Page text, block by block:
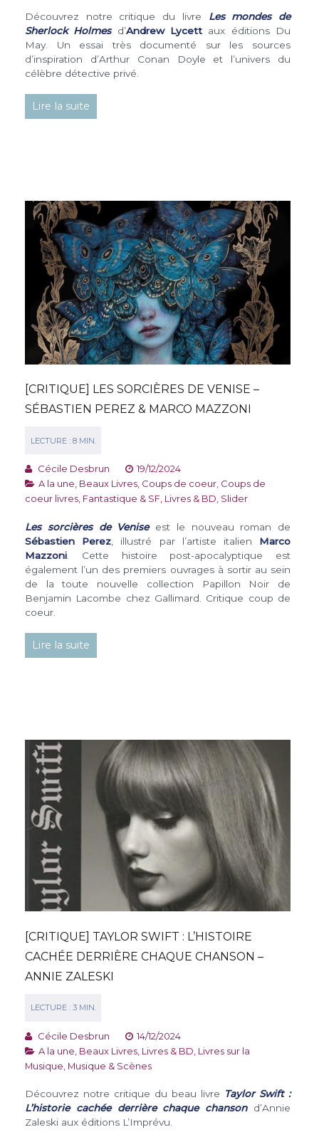
Découvrez notre critique du livre Les mondes de
Sherlock Holmesd’Andrew Lycett aux éditions Du
May. Un essai très documenté sur les sources
d’inspiration d’Arthur Conan Doyle et l’univers du
célèbre détective privé.
Lire la suite
[CRITIQUE] LES SORCIÈRES DE VENISE –
SÉBASTIEN PEREZ & MARCO MAZZONI
Cécile Desbrun
19/12/2024
A la une, Beaux Livres, Coups de coeur, Coups de
coeur livres, Fantastique & SF, Livres & BD, Slider
Les sorcières de Venise
est le nouveau roman de
Sébastien Perez , illustré par l’artiste italien Marco
Mazzoni . Cette histoire post-apocalyptique est
également l’un des premiers ouvrages à sortir au sein
de la toute nouvelle collection Papillon Noir de
Benjamin Lacombe chez Gallimard. Critique coup de
coeur.
Lire la suite
[CRITIQUE] TAYLOR SWIFT : L’HISTOIRE
CACHÉE DERRIÈRE CHAQUE CHANSON –
ANNIE ZALESKI
Cécile Desbrun
14/12/2024
A la une Beaux Livres Livres & BD Livres sur la
Musique Musique & Scènes
Découvrez notre critique du beau livre Taylor Swift :
L’historie cachée derrière chaque chansond’Annie
Zaleski aux éditions L’Imprévu.